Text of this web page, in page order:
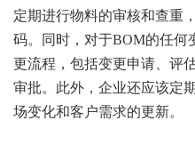
定期进行物料的审核和查重
码。同时，对于BOM的任何
更流程，包括变更申请、评
审批。此外，企业还应该定
场变化和客户需求的更新。